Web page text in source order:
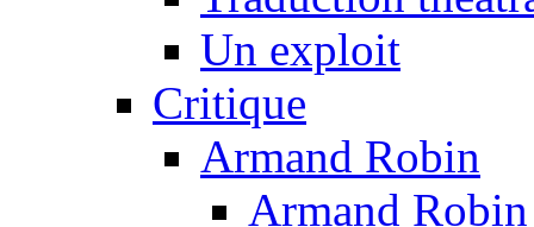
Un exploit
Critique
Armand Robin
Armand